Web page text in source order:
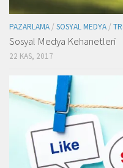
PAZARLAMA / SOSYAL MEDYA /
Sosyal Medya Kehanetleri
22 KAS, 2017